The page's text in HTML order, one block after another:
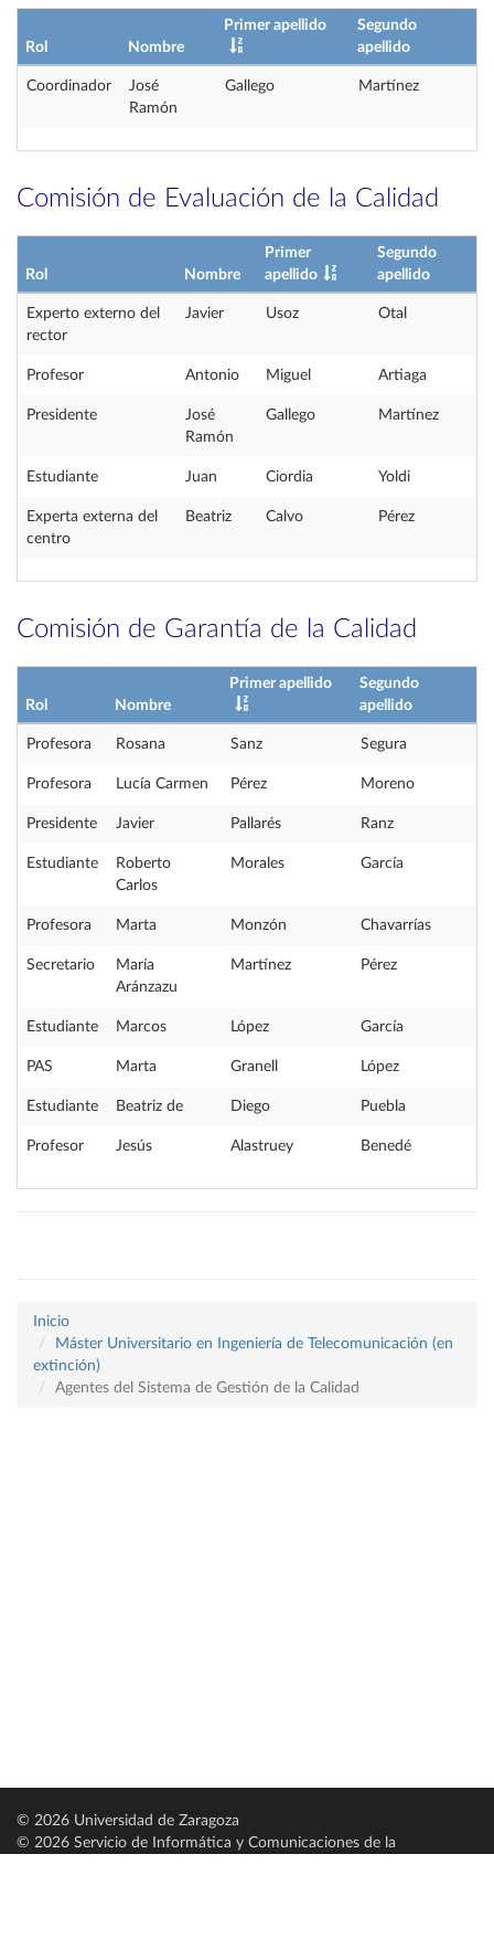
Rol Nombre
Primer apellido
Segundo
apellido
Coordinador
José
Ramón
Gallego Martínez
Comisión de Evaluación de la Calidad
Rol Nombre
Primer
apellido
Segundo
apellido
Experto externo del
rector
Javier Usoz Otal
Profesor Antonio Miguel Artiaga
Presidente
José
Ramón
Gallego Martínez
Estudiante Juan Ciordia Yoldi
Experta externa del
centro
Beatriz Calvo Pérez
Comisión de Garantía de la Calidad
Rol Nombre
Primer apellido
Segundo
apellido
Profesora Rosana Sanz Segura
Profesora Lucía Carmen Pérez Moreno
Presidente Javier Pallarés Ranz
Estudiante
Roberto
Carlos
Morales García
Profesora Marta Monzón Chavarrías
Secretario
María
Aránzazu
Martínez Pérez
Estudiante Marcos López García
PAS Marta Granell López
Estudiante Beatriz de Diego Puebla
Profesor Jesús Alastruey Benedé
Inicio
Máster Universitario en Ingeniería de Telecomunicación (en
extinción)
Agentes del Sistema de Gestión de la Calidad
© 2026 Universidad de Zaragoza
© 2026 Servicio de Informática y Comunicaciones de la